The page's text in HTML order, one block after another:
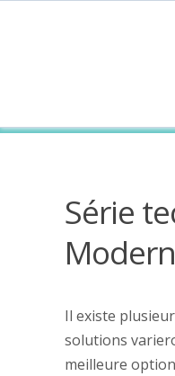
Série
Il existe
solutions
meilleure